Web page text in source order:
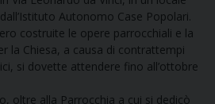
Autonomo Case Popolari.
costruite le opere parrocchiali e la
la Chiesa, a causa di contrattempi
si dovette attendere fino all’ottobre
oltre alla Parrocchia a cui si dedicò